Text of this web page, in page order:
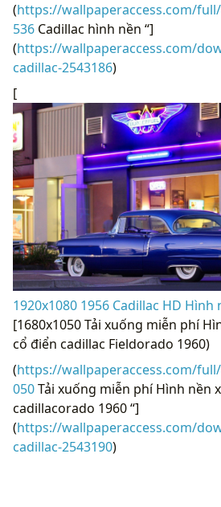
(https://wallpaperaccess.com/full/
536 Cadillac hình nền “]
(https://wallpaperaccess.com/
cadillac-2543186)
[
1920x1080 1956 Cadillac HD Hình
[1680x1050 Tải xuống miễn phí
cổ điển cadillac Fieldorado 1960)
(https://wallpaperaccess.com/full/
050Tải xuống miễn phí Hình nền
cadillacorado 1960 “]
(https://wallpaperaccess.com/
cadillac-2543190)